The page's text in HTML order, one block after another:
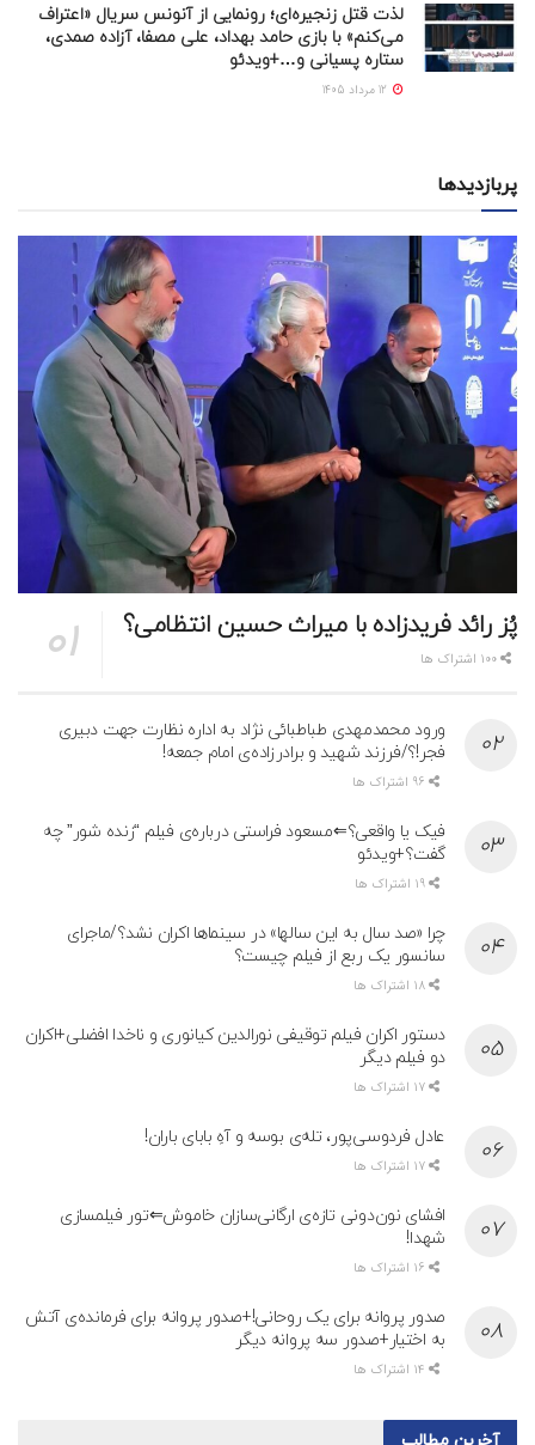
لذت قتل زنجیره‌ای؛ رونمایی از آنونس سریال «اعتراف
می‌کنم» با بازی حامد بهداد، علی مصفا، آزاده صمدی،
ستاره پسیانی و…+ویدئو
پربازدیدها
پُز رائد فریدزاده با میراث حسین انتظامی؟
ورود محمدمهدی طباطبائی نژاد به اداره نظارت جهت دبیری
فجر!؟/فرزند شهید و برادرزاده‌ی امام جمعه!
فیک یا واقعی؟⇐مسعود فراستی درباره‌ی فیلم “زنده شور” چه
گفت؟+ویدئو
چرا «صد سال به این سالها» در سینماها اکران نشد؟/ماجرای
سانسور یک ربع از فیلم چیست؟
دستور اکران فیلم توقیفی نورالدین کیانوری و ناخدا افضلی+اکران
دو فیلم دیگر
عادل فردوسی‌پور، تله‌ی بوسه و آهِ بابای باران!
افشای نون‌دونی تازه‌ی ارگانی‌سازان خاموش⇐تور فیلمسازی
شهدا!
صدور پروانه برای یک روحانی!+صدور پروانه برای فرمانده‌ی آتش
به اختیار+صدور سه پروانه دیگر
آخرین مطالب